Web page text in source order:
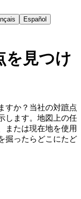
Español
を見つけ
すか？当社の対蹠点
します。地図上の任
または現在地を使用
掘ったらどこにたど